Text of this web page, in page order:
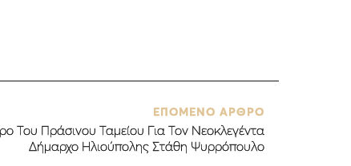
ΕΠΟΜΕΝΟ ΑΡΘΡΟ
Του Πράσινου Ταμείου Για Τον Νεοκλεγέντα
Δήμαρχο Ηλιούπολης Στάθη Ψυρρόπουλο